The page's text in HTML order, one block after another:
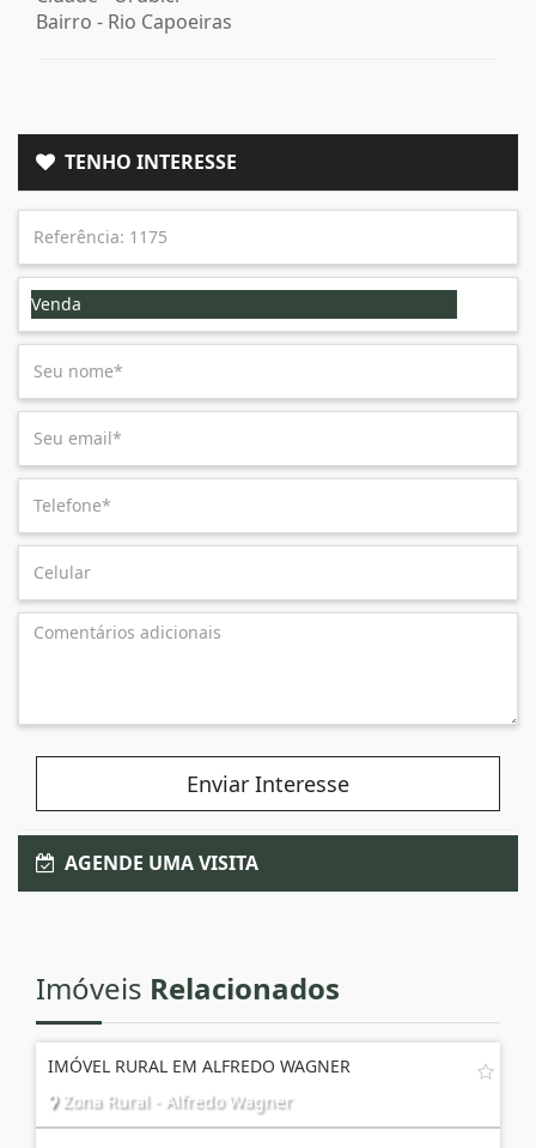
Bairro - Rio Capoeiras
TENHO INTERESSE
Venda
Enviar Interesse
AGENDE UMA VISITA
Imóveis Relacionados
IMÓVEL RURAL EM ALFREDO WAGNER
Zona Rural - Alfredo Wagner